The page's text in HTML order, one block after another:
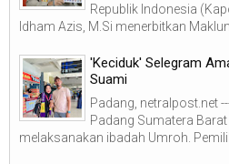
Republik Indonesia
Idham Azis, M.Si menerbitkan
'Keciduk' Selegram
Suami
Padang, netralpost.net
Padang Sumatera
melaksanakan ibadah Umroh.